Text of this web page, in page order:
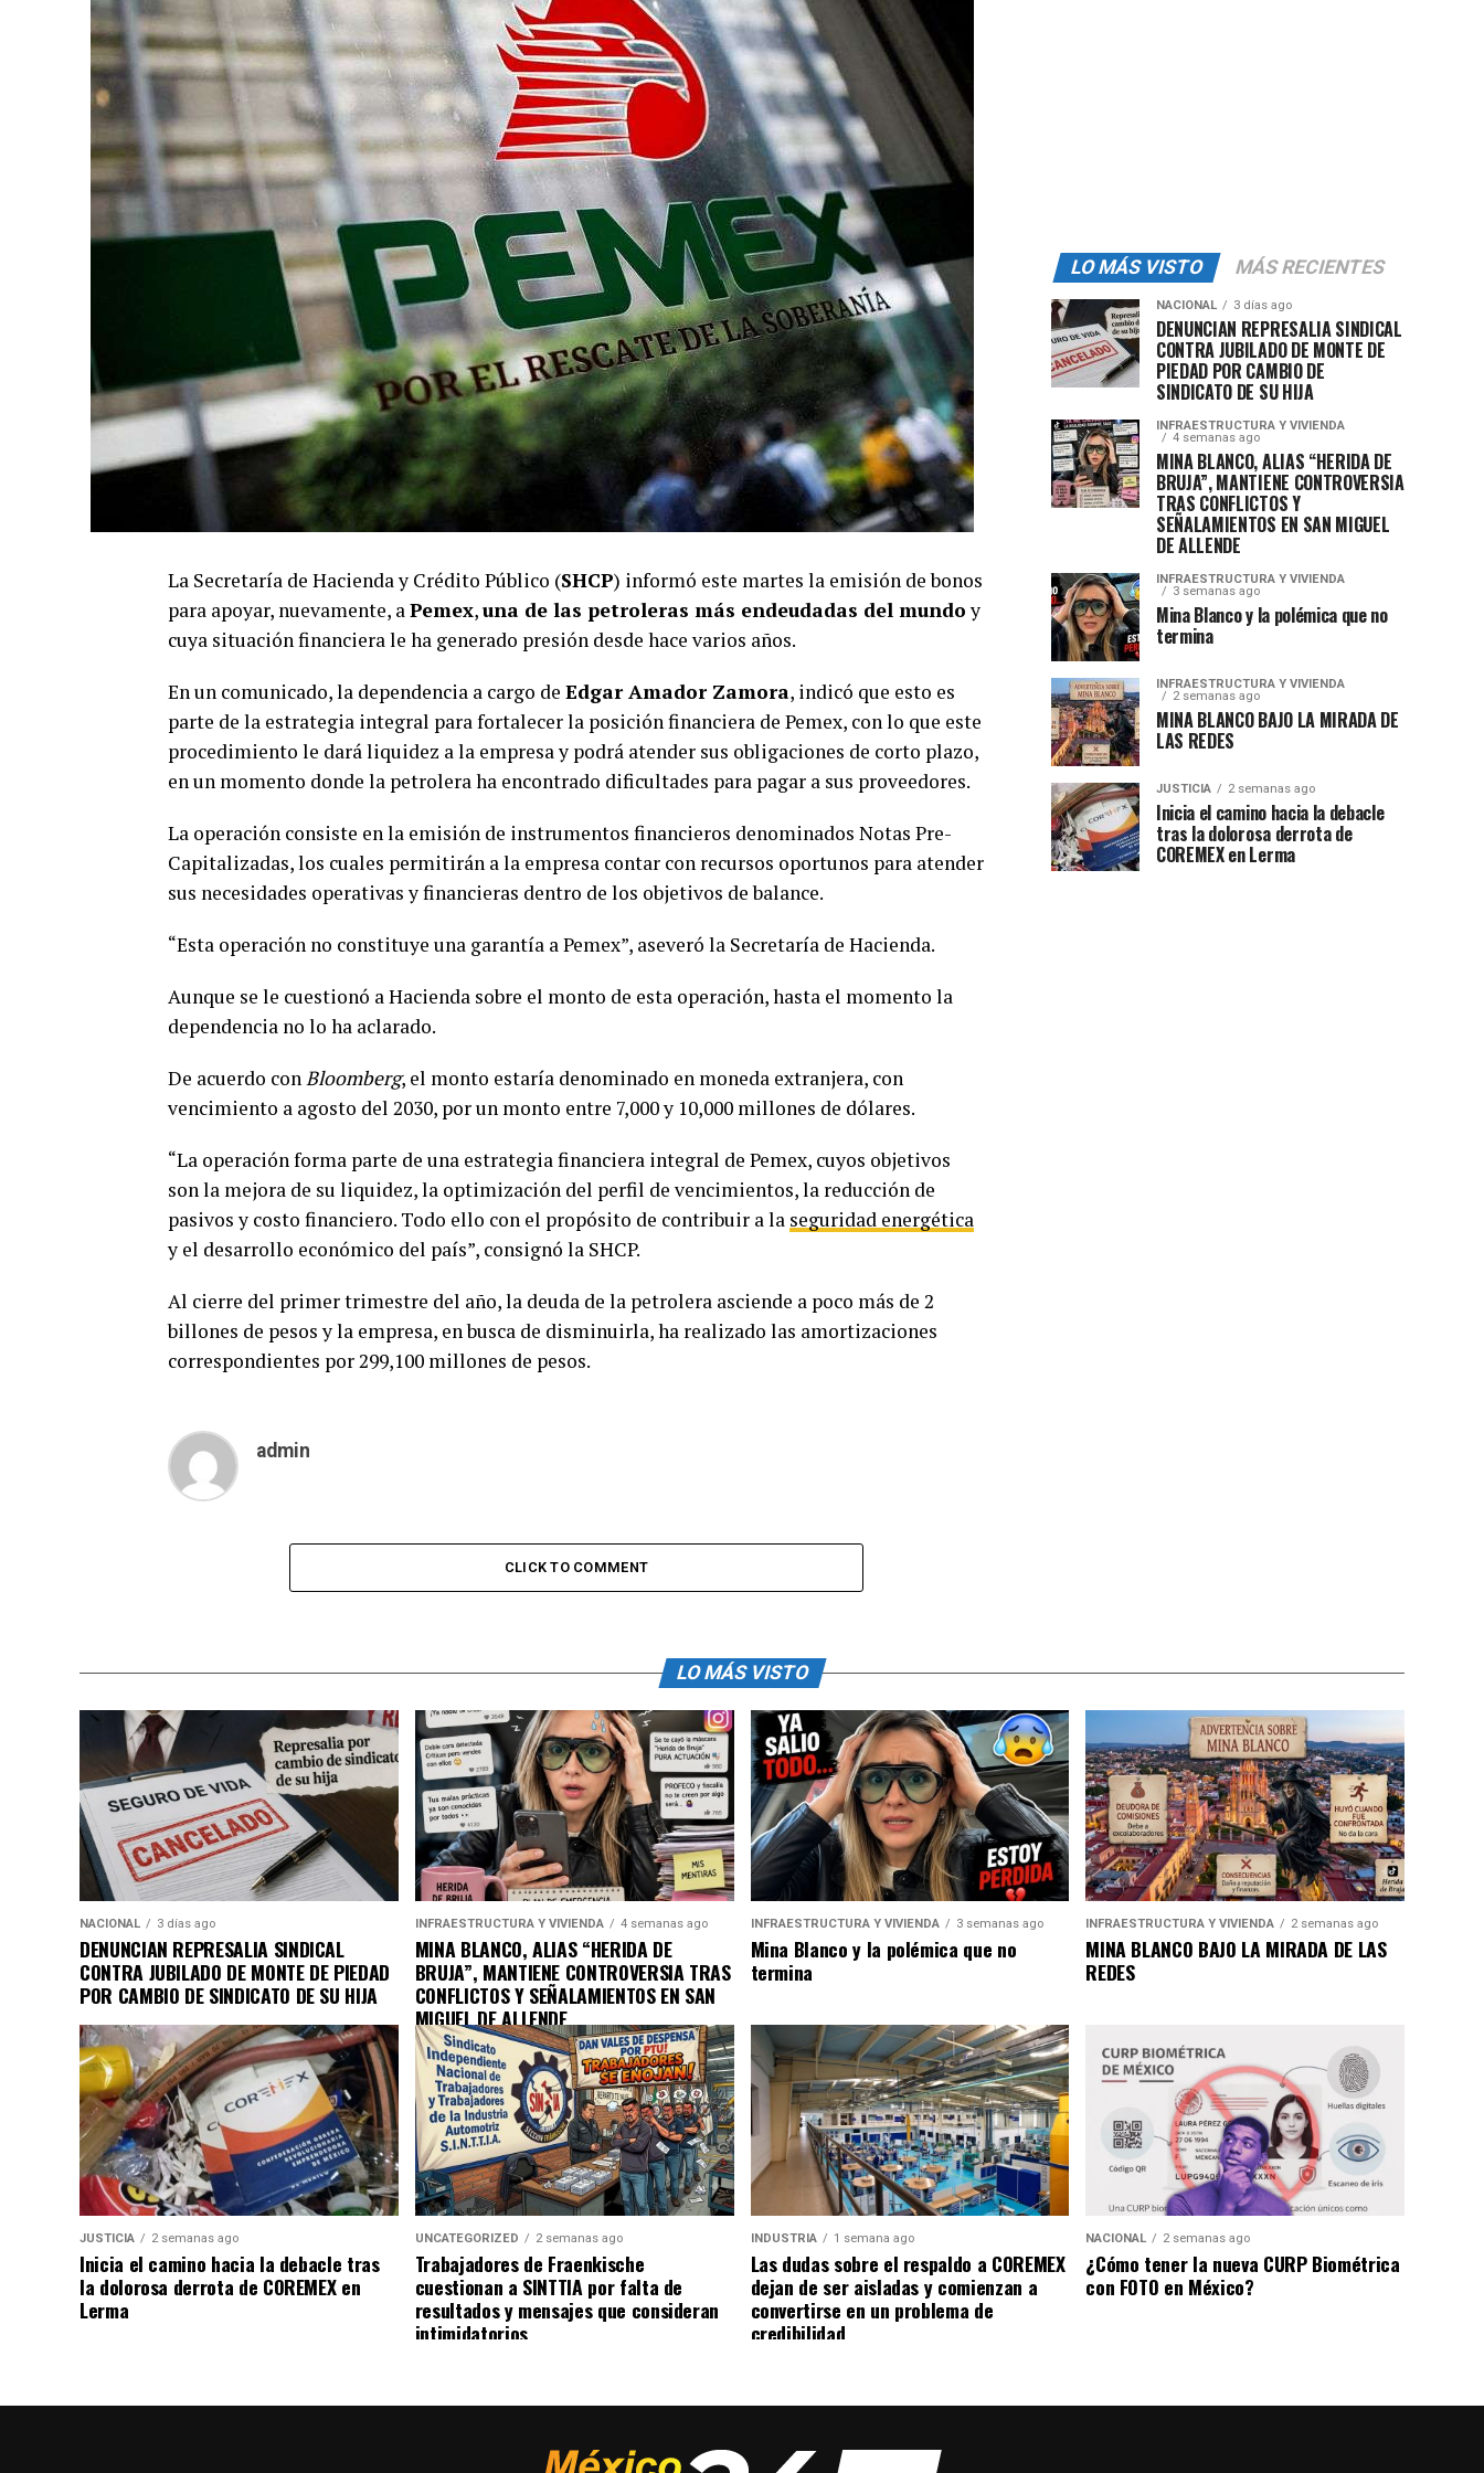
La Secretaría de Hacienda y Crédito Público (SHCP) informó este martes la emisión de bonos
para apoyar, nuevamente, aPemex,una de las petroleras más endeudadas del mundoy
cuya situación financiera le ha generado presión desde hace varios años.
En un comunicado, la dependencia a cargo de Edgar Amador Zamora, indicó que esto es
parte de la estrategia integral para fortalecer la posición financiera de Pemex, con lo que este
procedimiento le dará liquidez a la empresa y podrá atender sus obligaciones de corto plazo,
en un momento donde la petrolera ha encontrado dificultades para pagar a sus proveedores.
La operación consiste en la emisión de instrumentos financieros denominados Notas Pre-
Capitalizadas, los cuales permitirán a la empresa contar con recursos oportunos para atender
sus necesidades operativas y financieras dentro de los objetivos de balance.
“Esta operación no constituye una garantía a Pemex”, aseveró la Secretaría de Hacienda.
Aunque se le cuestionó a Hacienda sobre el monto de esta operación, hasta el momento la
dependencia no lo ha aclarado.
De acuerdo conBloomberg, el monto estaría denominado en moneda extranjera, con
vencimiento a agosto del 2030, por un monto entre 7,000 y 10,000 millones de dólares.
“La operación forma parte de una estrategia financiera integral de Pemex, cuyos objetivos
son la mejora de su liquidez, la optimización del perfil de vencimientos, la reducción de
pasivos y costo financiero. Todo ello con el propósito de contribuir a la seguridad energética
y el desarrollo económico del país”, consignó la SHCP.
Al cierre del primer trimestre del año, la deuda de la petrolera asciende a poco más de 2
billones de pesos y la empresa, en busca de disminuirla, ha realizado las amortizaciones
correspondientes por 299,100 millones de pesos.
admin
CLICK TO COMMENT
LO MÁS VISTO MÁS RECIENTES
NACIONAL 3 días ago
DENUNCIAN REPRESALIA SINDICAL
CONTRA JUBILADO DE MONTE DE
PIEDAD POR CAMBIO DE
SINDICATO DE SU HIJA
INFRAESTRUCTURA Y VIVIENDA
4 semanas ago
MINA BLANCO, ALIAS “HERIDA DE
BRUJA”, MANTIENE CONTROVERSIA
TRAS CONFLICTOS Y
SEÑALAMIENTOS EN SAN MIGUEL
DE ALLENDE
INFRAESTRUCTURA Y VIVIENDA
3 semanas ago
Mina Blanco y la polémica que no
termina
INFRAESTRUCTURA Y VIVIENDA
2 semanas ago
MINA BLANCO BAJO LA MIRADA DE
LAS REDES
JUSTICIA 2 semanas ago
Inicia el camino hacia la debacle
tras la dolorosa derrota de
COREMEX en Lerma
LO MÁS VISTO
NACIONAL 3 días ago
DENUNCIAN REPRESALIA SINDICAL
CONTRA JUBILADO DE MONTE DE PIEDAD
POR CAMBIO DE SINDICATO DE SU HIJA
INFRAESTRUCTURA Y VIVIENDA 4 semanas ago
MINA BLANCO, ALIAS “HERIDA DE
BRUJA”, MANTIENE CONTROVERSIA TRAS
CONFLICTOS Y SEÑALAMIENTOS EN SAN
MIGUEL DE ALLENDE
INFRAESTRUCTURA Y VIVIENDA 3 semanas ago
Mina Blanco y la polémica que no
termina
INFRAESTRUCTURA Y VIVIENDA 2 semanas ago
MINA BLANCO BAJO LA MIRADA DE LAS
REDES
JUSTICIA 2 semanas ago
Inicia el camino hacia la debacle tras
la dolorosa derrota de COREMEX en
Lerma
UNCATEGORIZED 2 semanas ago
Trabajadores de Fraenkische
cuestionan a SINTTIA por falta de
resultados y mensajes que consideran
intimidatorios
INDUSTRIA 1 semana ago
Las dudas sobre el respaldo a COREMEX
dejan de ser aisladas y comienzan a
convertirse en un problema de
credibilidad
NACIONAL 2 semanas ago
¿Cómo tener la nueva CURP Biométrica
con FOTO en México?